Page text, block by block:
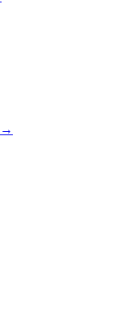
→